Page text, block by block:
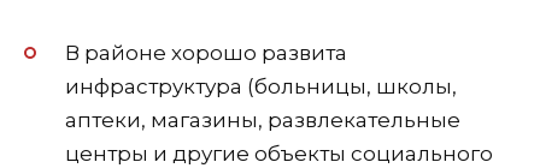
В районе хорошо развита
инфраструктура (больницы, школы,
аптеки, магазины, развлекательные
центры и другие объекты социального